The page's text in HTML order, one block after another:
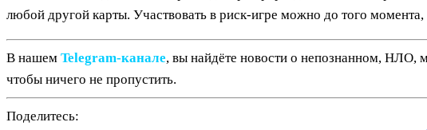
любой другой карты. Участвовать в риск-игре можно до того
В нашем Telegram‑канале, вы найдёте новости о непознанном, НЛО,
чтобы ничего не пропустить.
Поделитесь: